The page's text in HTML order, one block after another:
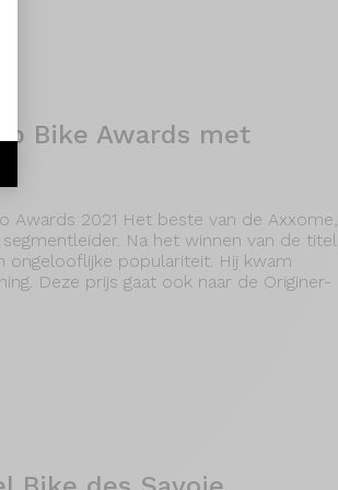
Bike Awards met
Awards 2021 Het beste van de Axxome,
Na het winnen van de titel
ongelooflijke populariteit. Hij kwam
Deze prijs gaat ook naar de Originer-